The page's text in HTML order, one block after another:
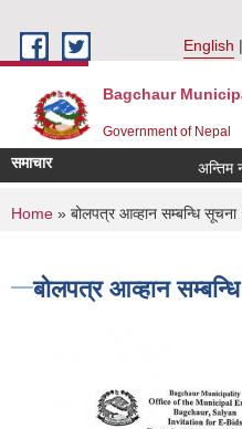
English
Bagchaur
Government of Nepal
समाचार अन्तिम
You are here
Home » बोलपत्र आव्हान सम्बन्धि सूचना
बोलपत्र आव्हान